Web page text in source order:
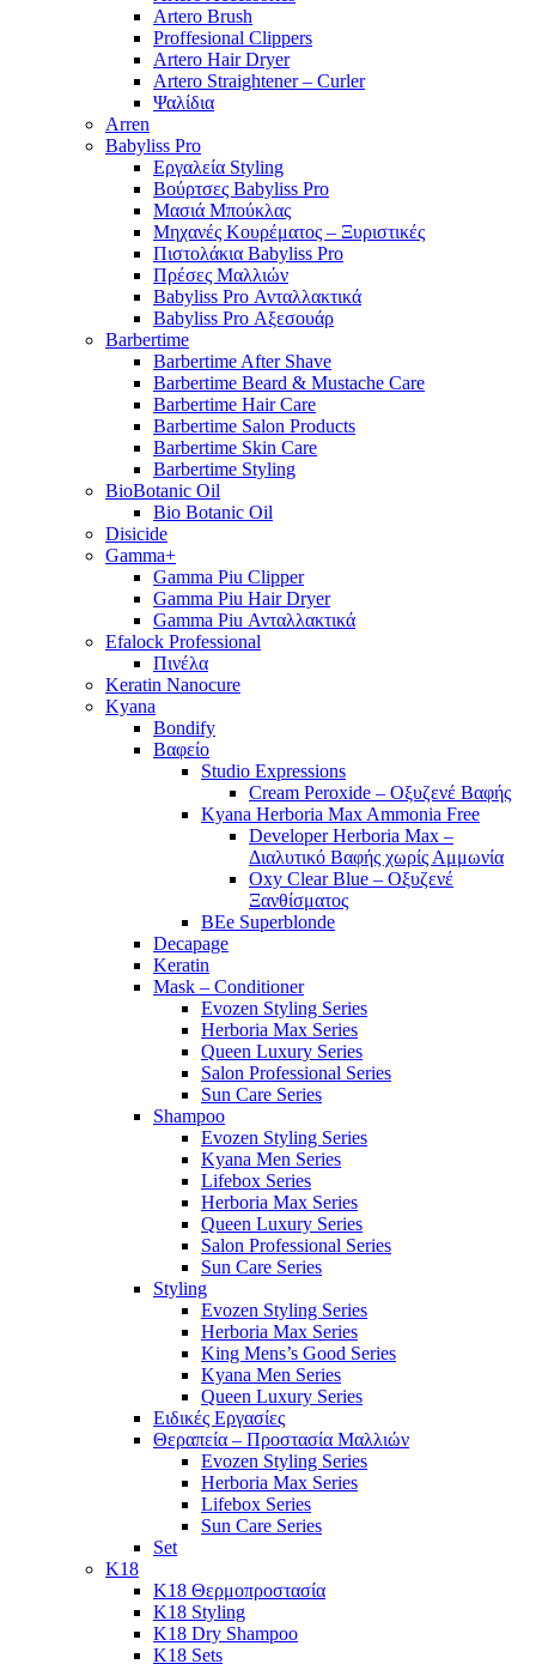
Artero Brush
Proffesional Clippers
Artero Hair Dryer
Artero Straightener – Curler
Ψαλίδια
Arren
Babyliss Pro
Εργαλεία Styling
Βούρτσες Babyliss Pro
Μασιά Μπούκλας
Μηχανές Κουρέματος – Ξυριστικές
Πιστολάκια Babyliss Pro
Πρέσες Μαλλιών
Babyliss Pro Ανταλλακτικά
Babyliss Pro Αξεσουάρ
Barbertime
Barbertime After Shave
Barbertime Beard & Mustache Care
Barbertime Hair Care
Barbertime Salon Products
Barbertime Skin Care
Barbertime Styling
BioBotanic Oil
Bio Botanic Oil
Disicide
Gamma+
Gamma Piu Clipper
Gamma Piu Hair Dryer
Gamma Piu Ανταλλακτικά
Efalock Professional
Πινέλα
Keratin Nanocure
Kyana
Bondify
Βαφείο
Studio Expressions
Cream Peroxide – Οξυζενέ Βαφής
Kyana Herboria Max Ammonia Free
Developer Herboria Max –
Διαλυτικό Βαφής χωρίς Αμμωνία
Oxy Clear Blue – Οξυζενέ
Ξανθίσματος
BEe Superblonde
Decapage
Keratin
Mask – Conditioner
Evozen Styling Series
Herboria Max Series
Queen Luxury Series
Salon Professional Series
Sun Care Series
Shampoo
Evozen Styling Series
Kyana Men Series
Lifebox Series
Herboria Max Series
Queen Luxury Series
Salon Professional Series
Sun Care Series
Styling
Evozen Styling Series
Herboria Max Series
King Mens’s Good Series
Kyana Men Series
Queen Luxury Series
Ειδικές Εργασίες
Θεραπεία – Προστασία Μαλλιών
Evozen Styling Series
Herboria Max Series
Lifebox Series
Sun Care Series
Set
K18
K18 Θερμοπροστασία
K18 Styling
K18 Dry Shampoo
K18 Sets